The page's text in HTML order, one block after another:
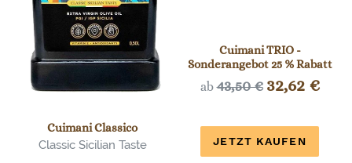
Cuimani Classico
Classic Sicilian Taste
Cuimani TRIO -
Sonderangebot 25 % Rabatt
Normaler
ab43,50 € 32,62 €
JETZT KAUFEN